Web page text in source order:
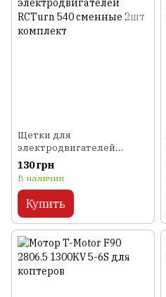
Щетки для
электродвигателей
RCTurn 540 сменные 2шт
комплект
130 грн
В наличии
Купить